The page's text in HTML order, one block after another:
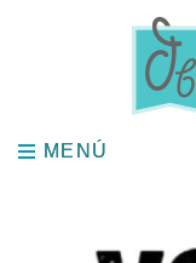
MENÚ
MENÚ